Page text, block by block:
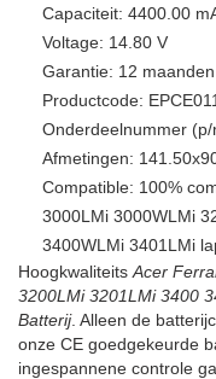
Capaciteit: 4400.00
Voltage: 14.80 V
Garantie: 12 maanden
Productcode:
Onderdeelnummer (p/
Afmetingen:
Compatible: 100%
3000LMi 3000WLMi
3400WLMi 3401LMi
Hoogkwaliteits Acer
3200LMi 3201LMi 3400
Batterij. Alleen de
onze CE goedgekeurde
ingespannene controle